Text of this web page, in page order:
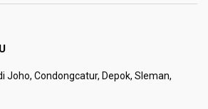
Joho, Condongcatur, Depok, Sleman,